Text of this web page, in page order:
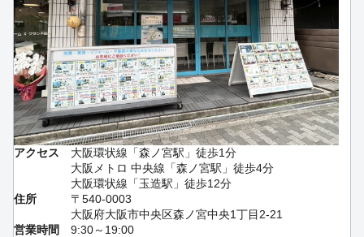
アクセス
大阪環状線「森ノ宮駅」徒歩1分
大阪メトロ 中央線「森ノ宮駅」徒歩4分
大阪環状線「玉造駅」徒歩12分
住所
〒540-0003
大阪府大阪市中央区森ノ宮中央1丁目2‐21
営業時間
9:30～19:00